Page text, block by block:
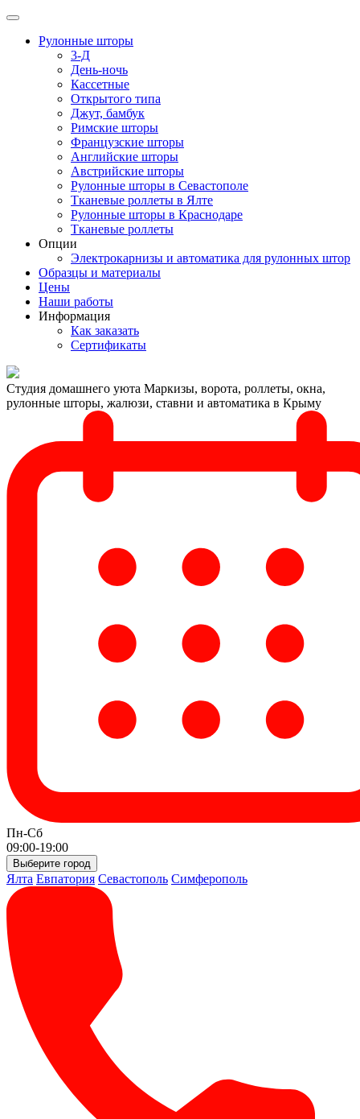
Рулонные шторы
3-Д
День-ночь
Кассетные
Открытого типа
Джут, бамбук
Римские шторы
Французские шторы
Английские шторы
Австрийские шторы
Рулонные шторы в Севастополе
Тканевые роллеты в Ялте
Рулонные шторы в Краснодаре
Тканевые роллеты
Опции
Электрокарнизы и автоматика для рулонных штор
Образцы и материалы
Цены
Наши работы
Информация
Как заказать
Сертификаты
Студия домашнего уюта Маркизы, ворота, роллеты, окна,
рулонные шторы, жалюзи, ставни и автоматика в Крыму
Пн-Сб
09:00-19:00
Выберите город
Ялта Евпатория Севастополь Симферополь